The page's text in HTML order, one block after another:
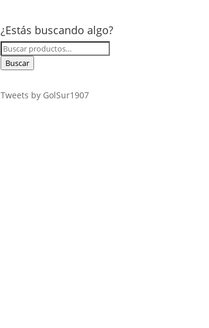
¿Estás buscando algo?
Buscar
por:
Buscar
Tweets by GolSur1907